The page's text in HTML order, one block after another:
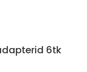
6tk